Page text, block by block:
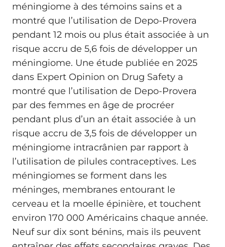
méningiome à des témoins sains et a
montré que l’utilisation de Depo-Provera
pendant 12 mois ou plus était associée à un
risque accru de 5,6 fois de développer un
méningiome. Une étude publiée en 2025
dans Expert Opinion on Drug Safety a
montré que l’utilisation de Depo-Provera
par des femmes en âge de procréer
pendant plus d’un an était associée à un
risque accru de 3,5 fois de développer un
méningiome intracrânien par rapport à
l’utilisation de pilules contraceptives. Les
méningiomes se forment dans les
méninges, membranes entourant le
cerveau et la moelle épinière, et touchent
environ 170 000 Américains chaque année.
Neuf sur dix sont bénins, mais ils peuvent